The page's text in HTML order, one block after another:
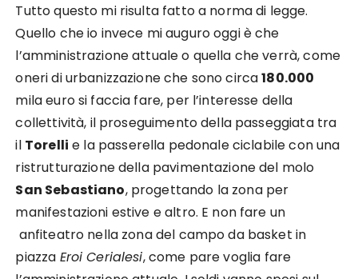
Tutto questo mi risulta fatto a norma di legge.
Quello che io invece mi auguro oggi è che
l’amministrazione attuale o quella che verrà, come
oneri di urbanizzazione che sono circa180.000
mila euro si faccia fare, per l’interesse della
collettività, il proseguimento della passeggiata tra
il Torelli e la passerella pedonale ciclabile con una
ristrutturazione della pavimentazione del molo
San Sebastiano, progettando la zona per
manifestazioni estive e altro. E non fare un
anfiteatro nella zona del campo da basket in
piazza Eroi Cerialesi, come pare voglia fare